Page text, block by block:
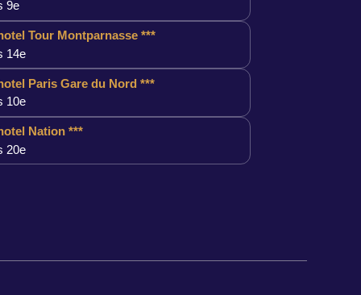
9e
Tour Montparnasse ***
14e
Paris Gare du Nord ***
10e
Nation ***
20e